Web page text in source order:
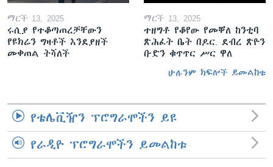
ማርች 13, 2025
ሩሲያ የተቆጣጠረቻቸውን
የዩክሬን ግዛቶች እንደያዘች
መቀጠል ትሻለች
ማርች 13, 2025
ተዘግቶ የቆየው የመቐለ ከንቲባ
ጽሕፈት ቤት በዶር. ደብረ ጽዮን
ቡድን ቁጥጥር ሥር ዋለ
ሁሉንም ክፍሎች ይመልከቱ
የቴሌቪዥን ፕሮግራሞችን ይዩ
የራዲዮ ፕሮግራሞችን ይመልከቱ